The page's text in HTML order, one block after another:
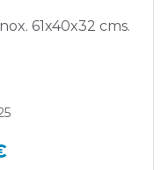
61x40x32 cms.